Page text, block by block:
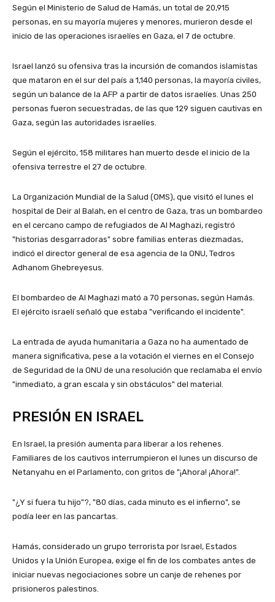
Según el Ministerio de Salud de Hamás, un total de 20,915
personas, en su mayoría mujeres y menores, murieron desde el
inicio de las operaciones israelíes en Gaza, el 7 de octubre.
Israel lanzó su ofensiva tras la incursión de comandos islamistas
que mataron en el sur del país a 1,140 personas, la mayoría civiles,
según un balance de la AFP a partir de datos israelíes. Unas 250
personas fueron secuestradas, de las que 129 siguen cautivas en
Gaza, según las autoridades israelíes.
Según el ejército, 158 militares han muerto desde el inicio de la
ofensiva terrestre el 27 de octubre.
La Organización Mundial de la Salud (OMS), que visitó el lunes el
hospital de Deir al Balah, en el centro de Gaza, tras un bombardeo
en el cercano campo de refugiados de Al Maghazi, registró
"historias desgarradoras" sobre familias enteras diezmadas,
indicó el director general de esa agencia de la ONU, Tedros
Adhanom Ghebreyesus.
El bombardeo de Al Maghazi mató a 70 personas, según Hamás.
El ejército israelí señaló que estaba "verificando el incidente".
La entrada de ayuda humanitaria a Gaza no ha aumentado de
manera significativa, pese a la votación el viernes en el Consejo
de Seguridad de la ONU de una resolución que reclamaba el envío
"inmediato, a gran escala y sin obstáculos" del material.
PRESIÓN EN ISRAEL
En Israel, la presión aumenta para liberar a los rehenes.
Familiares de los cautivos interrumpieron el lunes un discurso de
Netanyahu en el Parlamento, con gritos de "¡Ahora! ¡Ahora!".
"¿Y si fuera tu hijo"?, "80 días, cada minuto es el infierno", se
podía leer en las pancartas.
Hamás, considerado un grupo terrorista por Israel, Estados
Unidos y la Unión Europea, exige el fin de los combates antes de
iniciar nuevas negociaciones sobre un canje de rehenes por
prisioneros palestinos.